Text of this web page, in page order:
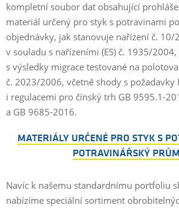
kompletní soubor dat obsahující
materiál určený pro styk s potravinami
objednávky, jak stanovuje nařízení č. 10/
v souladu s nařízeními (ES) č. 1935/2004,
s výsledky migrace testované na
č. 2023/2006, včetně shody s požadavky
i regulacemi pro čínský trh GB 9595.1-
a GB 9685-2016.
MATERIÁLY URČENÉ PRO STYK S
POTRAVINÁŘSKÝ
Navíc k našemu standardnímu portfoliu
nabízíme speciální sortiment